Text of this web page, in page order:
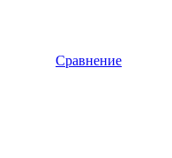
Сравнение